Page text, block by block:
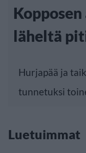
läheltä
Hurjapää ja
tunnetuksi
Luetuimmat